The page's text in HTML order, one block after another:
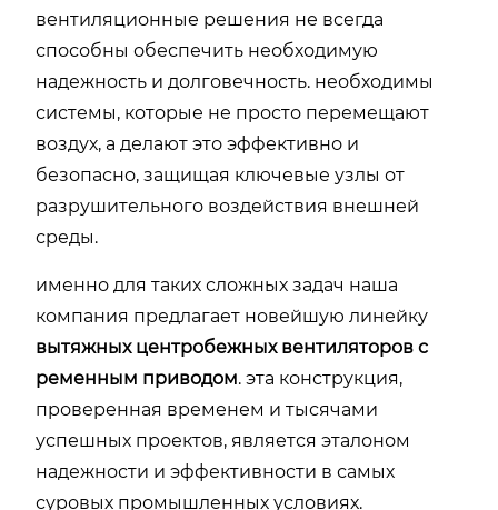
вентиляционные решения не всегда
способны обеспечить необходимую
надежность и долговечность. необходимы
системы, которые не просто перемещают
воздух, а делают это эффективно и
безопасно, защищая ключевые узлы от
разрушительного воздействия внешней
среды.
именно для таких сложных задач наша
компания предлагает новейшую линейку
вытяжных центробежных вентиляторов с
ременным приводом. эта конструкция,
проверенная временем и тысячами
успешных проектов, является эталоном
надежности и эффективности в самых
суровых промышленных условиях.